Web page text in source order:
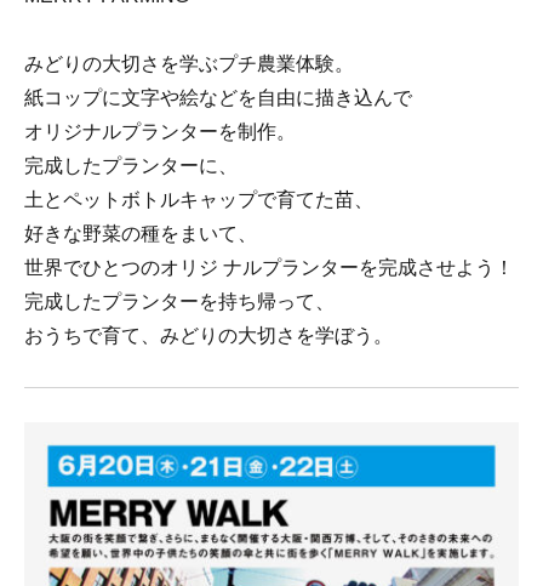
みどりの大切さを学ぶプチ農業体験。
紙コップに文字や絵などを自由に描き込んで
オリジナルプランターを制作。
完成したプランターに、
土とペットボトルキャップで育てた苗、
好きな野菜の種をまいて、
世界でひとつのオリジ ナルプランターを完成させよう！
完成したプランターを持ち帰って、
おうちで育て、みどりの大切さを学ぼう。